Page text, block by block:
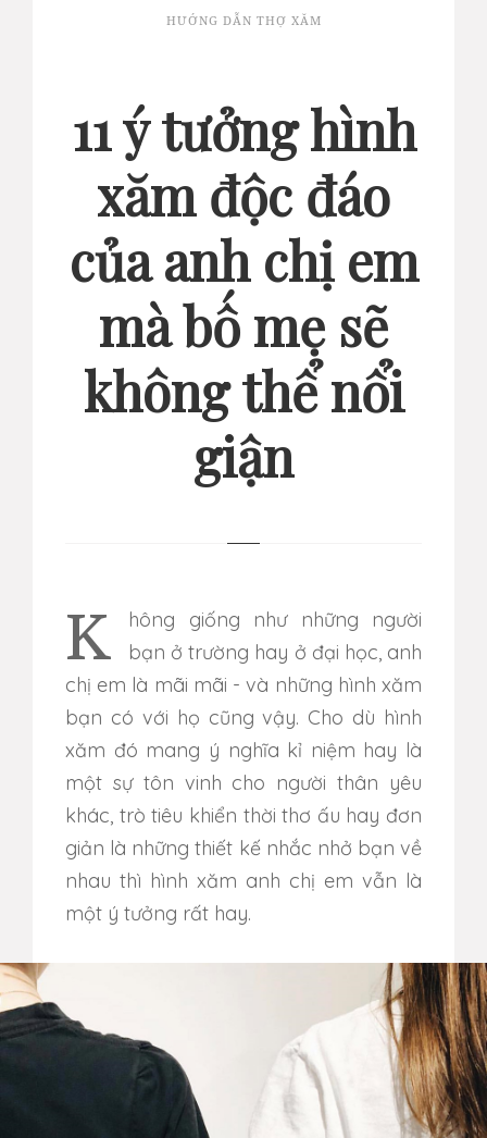
HƯỚNG DẪN THỢ XĂM
11 ý tưởng hình
xăm độc đáo
của anh chị em
mà bố mẹ sẽ
không thể nổi
giận
Không giống như những người
bạn ở trường hay ở đại học, anh
chị em là mãi mãi - và những hình xăm
bạn có với họ cũng vậy. Cho dù hình
xăm đó mang ý nghĩa kỉ niệm hay là
một sự tôn vinh cho người thân yêu
khác, trò tiêu khiển thời thơ ấu hay đơn
giản là những thiết kế nhắc nhở bạn về
nhau thì hình xăm anh chị em vẫn là
một ý tưởng rất hay.